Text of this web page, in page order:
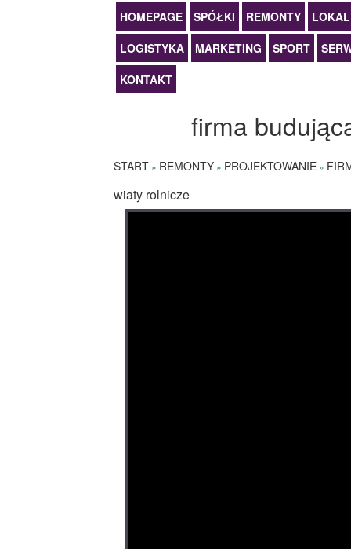
HOMEPAGE SPÓŁKI REMONTY
LOGISTYKA
MARKETING SPORT
KONTAKT
firma
START » REMONTY » PROJEKTOWANIE »
wiaty rolnicze